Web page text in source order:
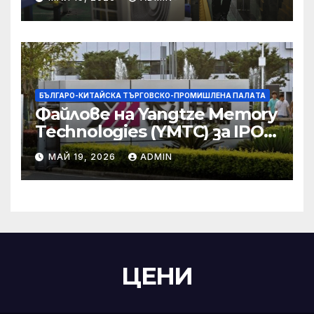
търговски консултации:
министерство
БЪЛГАРО-КИТАЙСКА ТЪРГОВСКО-ПРОМИШЛЕНА ПАЛAТА
Файлове на Yangtze Memory
Technologies (YMTC) за IPO
на STAR Market
МАЙ 19, 2026 ADMIN
ЦЕНИ